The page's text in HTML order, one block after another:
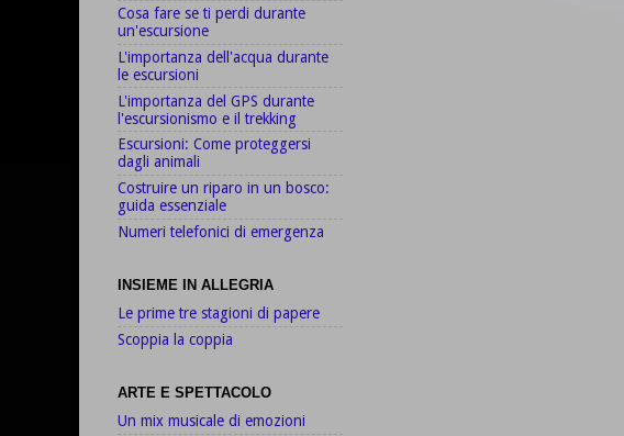
Cosa fare se ti perdi durante
un'escursione
L'importanza dell'acqua durante
le escursioni
L'importanza del GPS durante
l'escursionismo e il trekking
Escursioni: Come proteggersi
dagli animali
Costruire un riparo in un bosco:
guida essenziale
Numeri telefonici di emergenza
INSIEME IN ALLEGRIA
Le prime tre stagioni di papere
Scoppia la coppia
ARTE E SPETTACOLO
Un mix musicale di emozioni